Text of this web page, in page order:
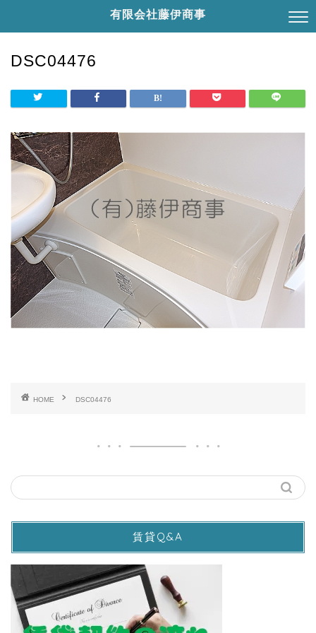
有限会社藤伊商事
DSC04476
HOME DSC04476
賃貸Q&A